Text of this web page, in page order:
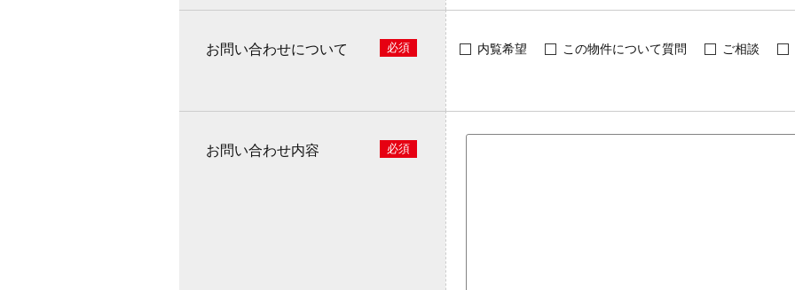
お問い合わせについて 必須 内覧希望 この物件について質問 ご相談
お問い合わせ内容 必須